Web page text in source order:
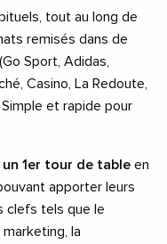
tout au long de
remisés dans de
Sport, Adidas,
Casino, La Redoute,
Simple et rapide pour
1er tour de table en
apporter leurs
clefs tels que le
la